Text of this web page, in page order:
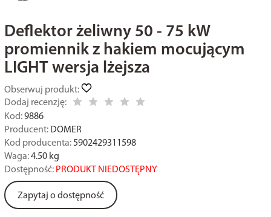
Deflektor żeliwny 50 - 75 kW
promiennik z hakiem mocującym
LIGHT wersja lżejsza
Obserwuj produkt:
Dodaj recenzję:
Kod: 9886
Producent: DOMER
Kod producenta: 5902429311598
Waga: 4.50kg
Dostępność: PRODUKT NIEDOSTĘPNY
Zapytaj o dostępność